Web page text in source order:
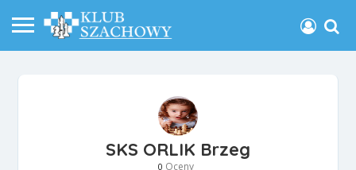
SKS ORLIK Brzeg
0 Oceny